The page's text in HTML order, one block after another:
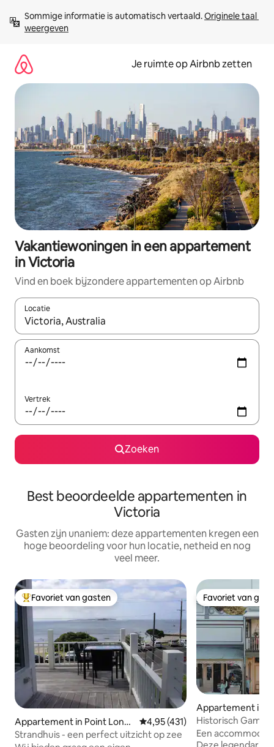
direct
naar
Sommige informatie is automatisch vertaald. Originele taal
weergeven
Je ruimte op Airbnb zetten
Vakantiewoningen in een appartement
in Victoria
Vind en boek bijzondere appartementen op Airbnb
Locatie
Wanneer er suggesties beschikbaar zijn, maak je een keuze
Aankomst
Vertrek
Zoeken
Best beoordeelde appartementen in
Victoria
Gasten zijn unaniem: deze appartementen kregen een
hoge beoordeling voor hun locatie, netheid en nog
veel meer.
Topfavoriet van gasten
Favoriet van gasten
Appartement in Point Lonsd
ale
Gemiddelde beoordeling van
4,95 (431)
Strandhuis - een perfect uitzicht op zee
Favoriet van
Favoriet van
Appartement in
h
Historisch
Balkonzicht
Een